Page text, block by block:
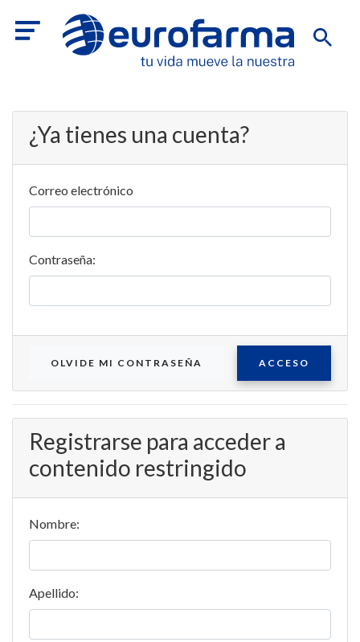
¿Ya tienes una cuenta?
Correo electrónico
Contraseña:
OLVIDE MI CONTRASEÑA ACCESO
Registrarse para acceder a
contenido restringido
Nombre:
Apellido: